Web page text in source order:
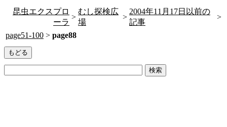
昆虫エクスプロ
ーラ
>
むし探検広
場
>
2004年11月17日以前の
記事
>
page51-100 > page88